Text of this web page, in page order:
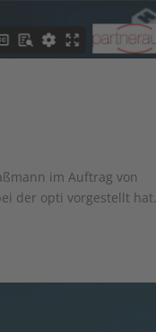
im Auftrag von
der opti vorgestellt hat.